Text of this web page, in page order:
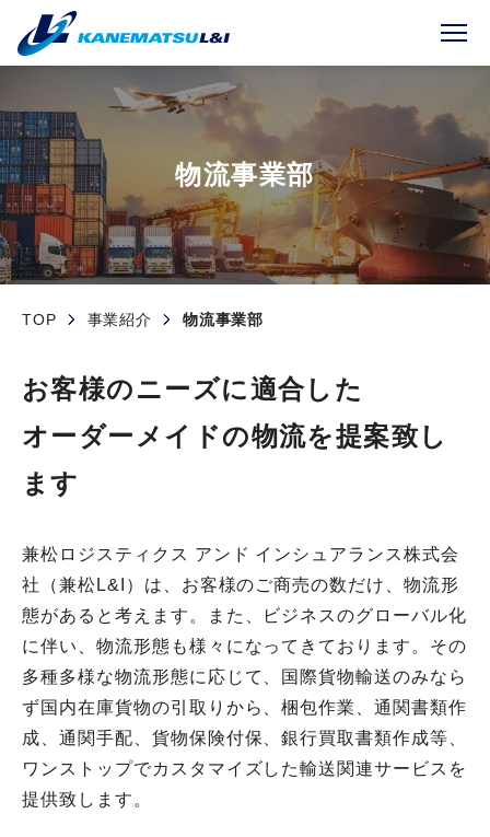
物流事業部
TOP 事業紹介 物流事業部
お客様のニーズに適合した
オーダーメイドの物流を提案致し
ます
兼松ロジスティクス アンド インシュアランス株式会
社（兼松L&I）は、お客様のご商売の数だけ、物流形
態があると考えます。また、ビジネスのグローバル化
に伴い、物流形態も様々になってきております。その
多種多様な物流形態に応じて、国際貨物輸送のみなら
ず国内在庫貨物の引取りから、梱包作業、通関書類作
成、通関手配、貨物保険付保、銀行買取書類作成等、
ワンストップでカスタマイズした輸送関連サービスを
提供致します。